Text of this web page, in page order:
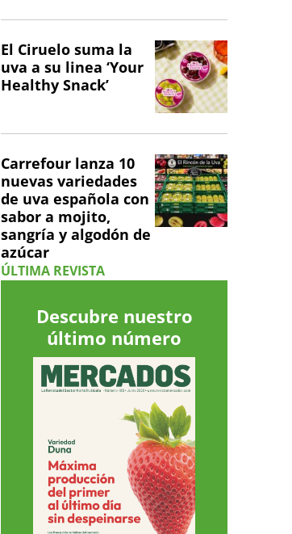
El Ciruelo suma la
uva a su linea ‘Your
Healthy Snack’
Carrefour lanza 10
nuevas variedades
de uva española con
sabor a mojito,
sangría y algodón de
azúcar
ÚLTIMA REVISTA
Descubre nuestro
último número